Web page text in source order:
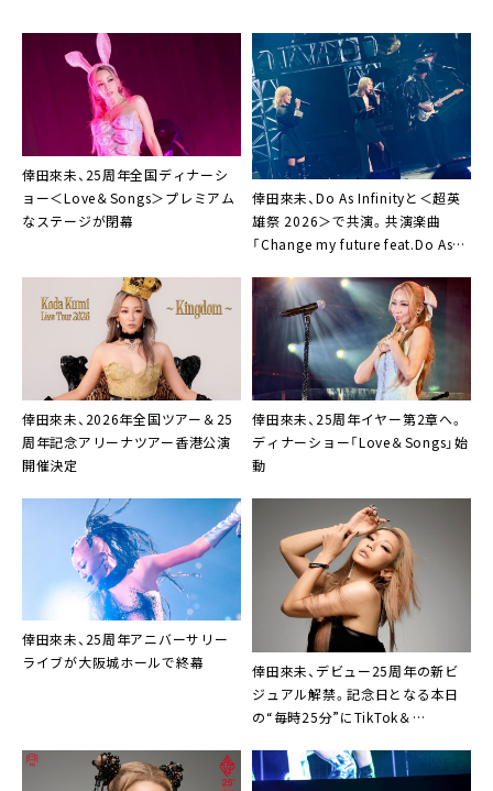
倖田來未、25周年全国ディナーシ
ョー＜Love＆Songs＞プレミアム
なステージが閉幕
倖田來未、Do As Infinityと＜超英
雄祭 2026＞で共演。共演楽曲
「Change my future feat.Do As
倖田來未、2026年全国ツアー＆25
周年記念アリーナツアー香港公演
開催決定
倖田來未、25周年イヤー第2章へ。
ディナーショー「Love＆Songs」始
動
倖田來未、25周年アニバーサリー
ライブが大阪城ホールで終幕
倖田來未、デビュー25周年の新ビ
ジュアル解禁。記念日となる本日
の“毎時25分”にTikTok＆